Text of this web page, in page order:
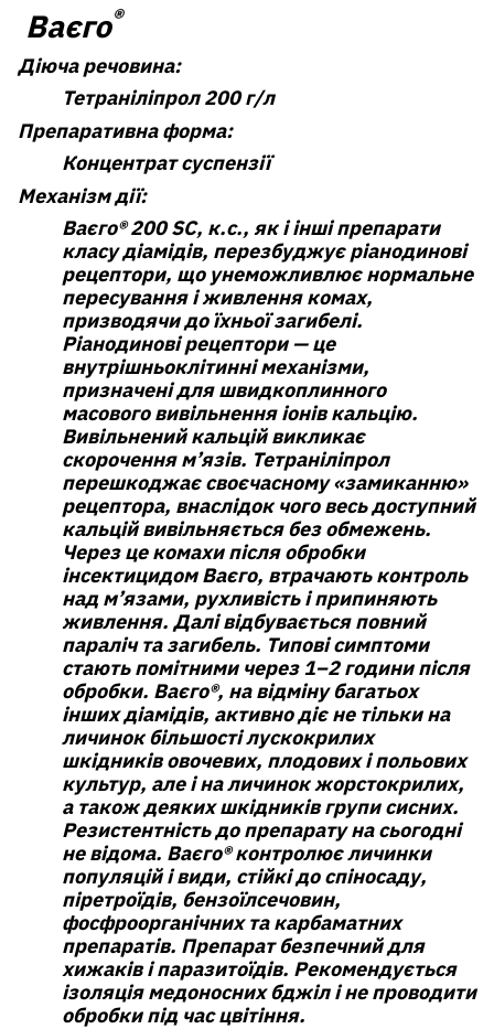
Ваєго®
Діюча речовина:
Тетраніліпрол 200 г/л
Препаративна форма:
Концентрат суспензії
Механізм дії:
Ваєго® 200 SC, к.с., як і інші препарати
класу діамідів, перезбуджує ріанодинові
рецептори, що унеможливлює нормальне
пересування і живлення комах,
призводячи до їхньої загибелі.
Ріанодинові рецептори — це
внутрішньоклітинні механізми,
призначені для швидкоплинного
масового вивільнення іонів кальцію.
Вивільнений кальцій викликає
скорочення м’язів. Тетраніліпрол
перешкоджає своєчасному «замиканню»
рецептора, внаслідок чого весь доступний
кальцій вивільняється без обмежень.
Через це комахи після обробки
інсектицидом Ваєго, втрачають контроль
над м’язами, рухливість і припиняють
живлення. Далі відбувається повний
параліч та загибель. Типові симптоми
стають помітними через 1–2 години після
обробки. Ваєго®, на відміну багатьох
інших діамідів, активно діє не тільки на
личинок більшості лускокрилих
шкідників овочевих, плодових і польових
культур, але і на личинок жорстокрилих,
а також деяких шкідників групи сисних.
Резистентність до препарату на сьогодні
не відома. Bаєго® контролює личинки
популяцій і види, стійкі до спіносаду,
піретроїдів, бензоїлсечовин,
фосфроорганічних та карбаматних
препаратів. Препарат безпечний для
хижаків і паразитоїдів. Рекомендується
ізоляція медоносних бджіл і не проводити
обробки під час цвітіння.